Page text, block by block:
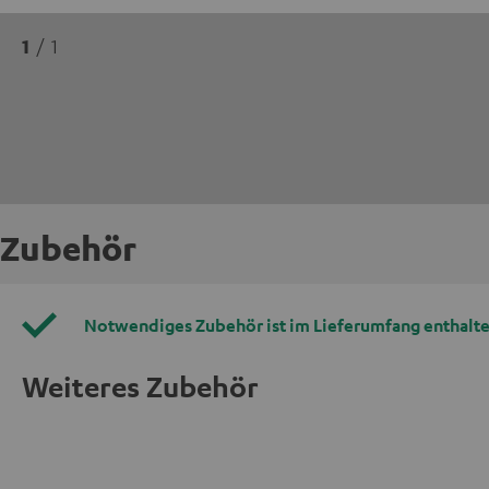
1 / 1
Zubehör
Notwendiges Zubehör ist im Lieferumfang
Weiteres Zubehör